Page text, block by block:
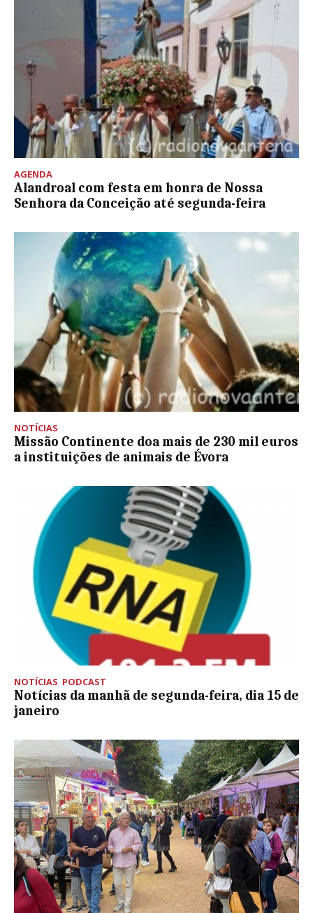
AGENDA
Alandroal com festa em honra de Nossa
Senhora da Conceição até segunda-feira
NOTÍCIAS
Missão Continente doa mais de 230 mil euros
a instituições de animais de Évora
NOTÍCIAS PODCAST
Notícias da manhã de segunda-feira, dia 15 de
janeiro